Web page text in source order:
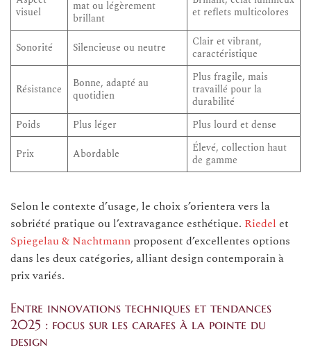
visuel
mat ou légèrement
brillant
et reflets multicolores
Sonorité Silencieuse ou neutre
Clair et vibrant,
caractéristique
Résistance
Bonne, adapté au
quotidien
Plus fragile, mais
travaillé pour la
durabilité
Poids
Plus léger
Plus lourd et dense
Prix
Abordable
Élevé, collection haut
de gamme
Selon le contexte d’usage, le choix s’orientera vers la
sobriété pratique ou l’extravagance esthétique. Riedel et
Spiegelau & Nachtmann proposent d’excellentes options
dans les deux catégories, alliant design contemporain à
prix variés.
Entre innovations techniques et tendances
2025 : focus sur les carafes à la pointe du
design